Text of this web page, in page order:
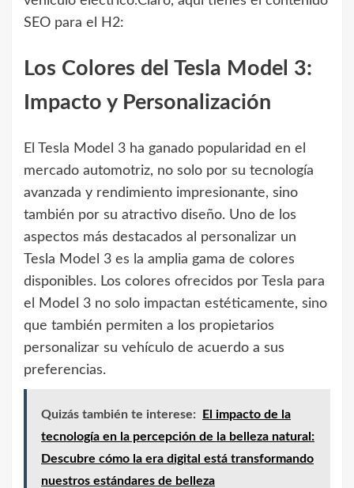
SEO para el H2:
Los Colores del Tesla Model 3:
Impacto y Personalización
El Tesla Model 3 ha ganado popularidad en el
mercado automotriz, no solo por su tecnología
avanzada y rendimiento impresionante, sino
también por su atractivo diseño. Uno de los
aspectos más destacados al personalizar un
Tesla Model 3 es la amplia gama de colores
disponibles. Los colores ofrecidos por Tesla para
el Model 3 no solo impactan estéticamente, sino
que también permiten a los propietarios
personalizar su vehículo de acuerdo a sus
preferencias.
Quizás también te interese:
El impacto de la
tecnología en la percepción de la belleza natural:
Descubre cómo la era digital está transformando
nuestros estándares de belleza